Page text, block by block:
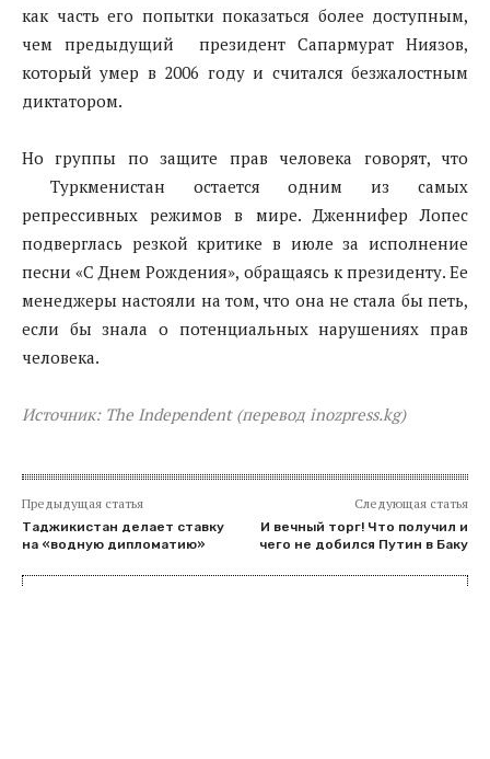
как часть его попытки показаться более доступным,
чем предыдущий президент Сапармурат Ниязов,
который умер в 2006 году и считался безжалостным
диктатором.
Но группы по защите прав человека говорят, что
Туркменистан остается одним из самых
репрессивных режимов в мире. Дженнифер Лопес
подверглась резкой критике в июле за исполнение
песни «С Днем Рождения», обращаясь к президенту. Ее
менеджеры настояли на том, что она не стала бы петь,
если бы знала о потенциальных нарушениях прав
человека.
Источник: The Independent(перевод inozpress.kg)
Предыдущая статья
Таджикистан делает ставку
на «водную дипломатию»
Следующая статья
И вечный торг! Что получил и
чего не добился Путин в Баку